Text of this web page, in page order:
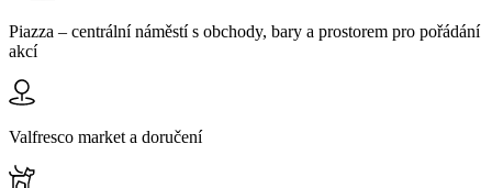
Piazza – centrální náměstí s obchody, bary a prostorem pro pořádání
akcí
Valfresco market a doručení